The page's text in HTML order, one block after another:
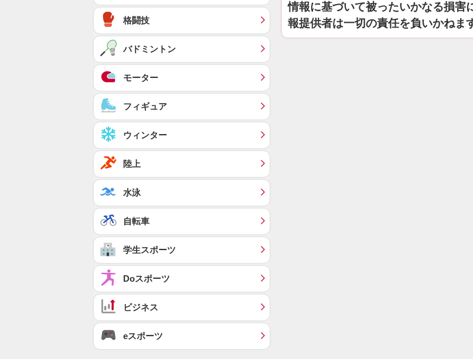
情報に基づいて被ったいかなる損害
報提供者は一切の責任を負いかねま
格闘技
バドミントン
モーター
フィギュア
ウィンター
陸上
水泳
自転車
学生スポーツ
Doスポーツ
ビジネス
eスポーツ